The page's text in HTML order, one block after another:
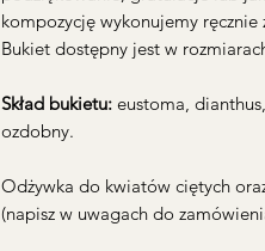
kompozycję wykonujemy
Bukiet dostępny jest w
Skład bukietu: eustoma,
ozdobny.
Odżywka do kwiatów ciętych
(napisz w uwagach do